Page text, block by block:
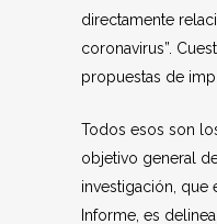
directamente
coronavirus”.
propuestas de
Todos esos son
objetivo general
investigación, que
Informe, es